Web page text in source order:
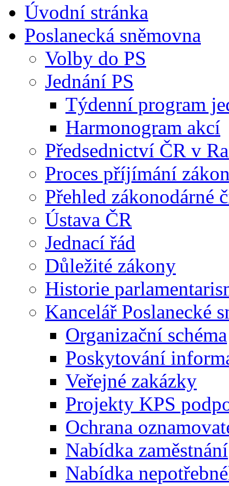
Úvodní stránka
Poslanecká sněmovna
Volby do PS
Jednání PS
Týdenní program
Harmonogram akcí
Předsednictví ČR v
Proces příjímání
Přehled zákonodárné
Ústava ČR
Jednací řád
Důležité zákony
Historie
Kancelář Poslanecké
Organizační schéma
Poskytování
Veřejné zakázky
Projekty KPS
Ochrana
Nabídka zaměstnání
Nabídka